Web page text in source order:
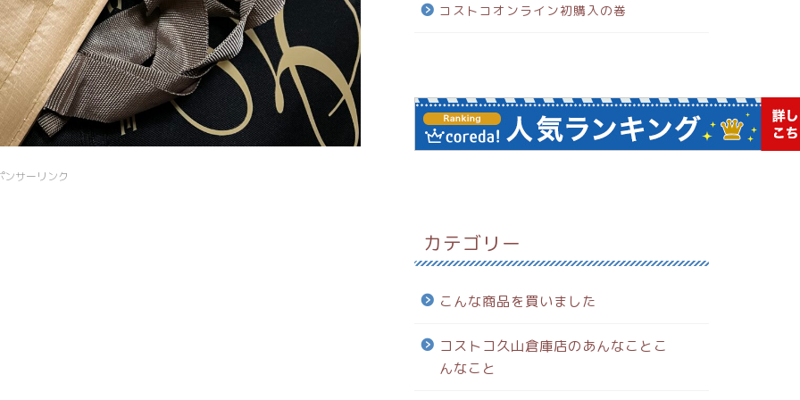
ンサーリンク
コストコオンライン初購入の巻
カテゴリー
こんな商品を買いました
コストコ久山倉庫店のあんなことこ
んなこと